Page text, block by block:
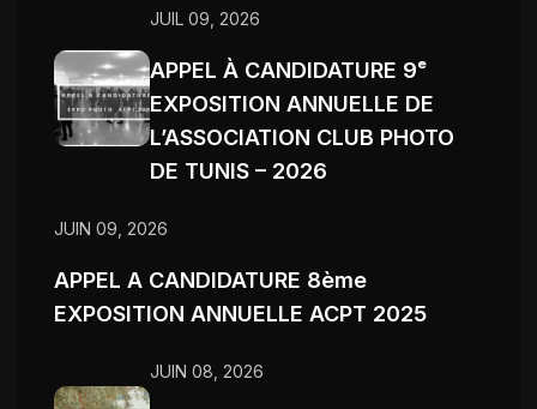
JUIL 09, 2026
APPEL À CANDIDATURE 9ᵉ
EXPOSITION ANNUELLE DE
L’ASSOCIATION CLUB PHOTO
DE TUNIS – 2026
JUIN 09, 2026
APPEL A CANDIDATURE 8ème
EXPOSITION ANNUELLE ACPT 2025
JUIN 08, 2026